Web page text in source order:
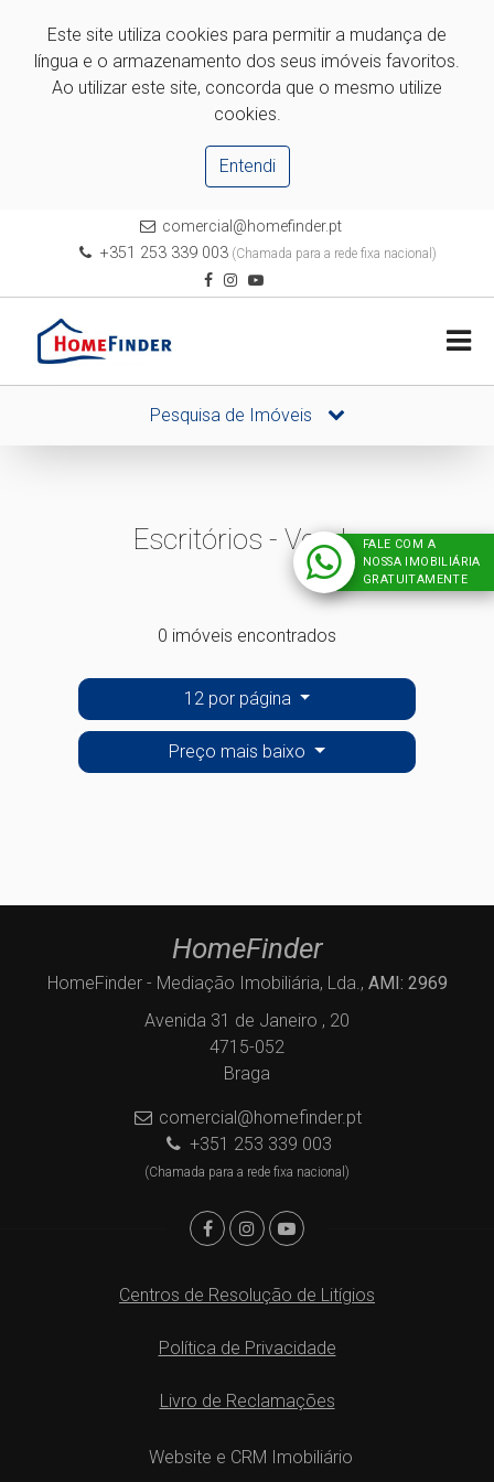
Este site utiliza cookies para permitir a mudança de
língua e o armazenamento dos seus imóveis favoritos.
Ao utilizar este site, concorda que o mesmo utilize
cookies.
Entendi
comercial@homefinder.pt
+351 253 339 003(Chamada para a rede fixa nacional)
Pesquisa de Imóveis
Escritórios - Venda
0 imóveis encontrados
12 por página
Preço mais baixo
HomeFinder
HomeFinder - Mediação Imobiliária, Lda., AMI: 2969
Avenida 31 de Janeiro , 20
4715-052
Braga
comercial@homefinder.pt
+351 253 339 003
(Chamada para a rede fixa nacional)
Centros de Resolução de Litígios
Política de Privacidade
Livro de Reclamações
Website e CRM Imobiliário
FALE COM A
NOSSA IMOBILIÁRIA
GRATUITAMENTE